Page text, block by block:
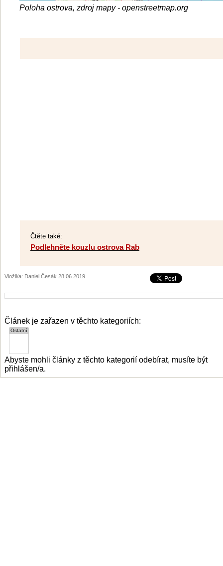
Poloha ostrova, zdroj mapy - openstreetmap.org
Čtěte také:
Podlehněte kouzlu ostrova Rab
Vložil/a: Daniel Česák 28.06.2019
Článek je zařazen v těchto kategoriích:
Abyste mohli články z těchto kategorií odebírat, musíte být
přihlášen/a.